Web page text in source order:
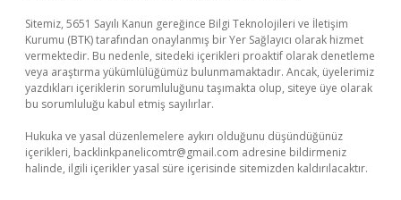
Sitemiz, 5651 Sayılı Kanun gereğince Bilgi Teknolojileri ve İletişim
Kurumu (BTK) tarafından onaylanmış bir Yer Sağlayıcı olarak hizmet
vermektedir. Bu nedenle, sitedeki içerikleri proaktif olarak denetleme
veya araştırma yükümlülüğümüz bulunmamaktadır. Ancak, üyelerimiz
yazdıkları içeriklerin sorumluluğunu taşımakta olup, siteye üye olarak
bu sorumluluğu kabul etmiş sayılırlar.
Hukuka ve yasal düzenlemelere aykırı olduğunu düşündüğünüz
içerikleri, backlinkpanelicomtr@gmail.com adresine bildirmeniz
halinde, ilgili içerikler yasal süre içerisinde sitemizden kaldırılacaktır.